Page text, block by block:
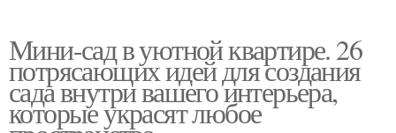
Мини-сад в уютной квартире. 26
потрясающих идей для создания
сада внутри вашего интерьера,
которые украсят любое